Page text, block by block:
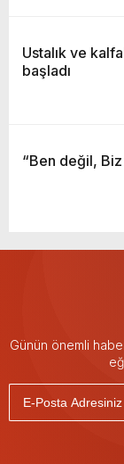
Ustalık ve
başladı
“Ben değil, Biz
Günün önemli